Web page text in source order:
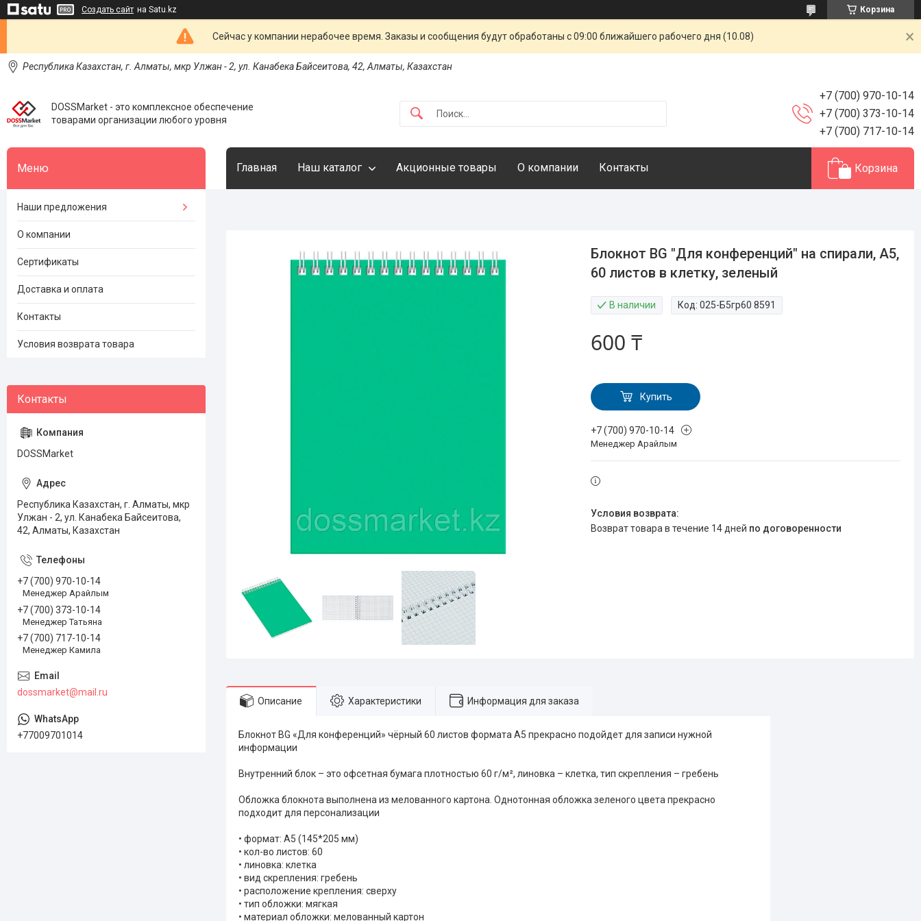
Создать сайт на Satu.kz Корзина
Сейчас у компании нерабочее время. Заказы и сообщения будут обработаны с 09:00 ближайшего рабочего дня (10.08)
Республика Казахстан, г. Алматы, мкр Улжан - 2, ул. Канабека Байсеитова, 42, Алматы, Казахстан
DOSSMarket - это комплексное обеспечение
товарами организации любого уровня
+7 (700) 970-10-14
+7 (700) 373-10-14
+7 (700) 717-10-14
Главная Наш каталог Акционные товары О компании Контакты Корзина
Блокнот BG "Для конференций" на спирали, А5,
60 листов в клетку, зеленый
В наличии Код:025-Б5гр60 8591
600 ₸
Купить
+7 (700) 970-10-14
Менеджер Арайлым
возврат товара в течение 14 дней по договоренности
Описание Характеристики Информация для заказа
Блокнот BG «Для конференций» чёрный 60 листов формата А5 прекрасно подойдет для записи нужной
информации
Внутренний блок – это офсетная бумага плотностью 60 г/м², линовка – клетка, тип скрепления – гребень
Обложка блокнота выполнена из мелованного картона. Однотонная обложка зеленого цвета прекрасно
подходит для персонализации
• формат: А5 (145*205 мм)
• кол-во листов: 60
• линовка: клетка
• вид скрепления: гребень
• расположение крепления: сверху
• тип обложки: мягкая
• материал обложки: мелованный картон
Наши предложения
О компании
Сертификаты
Доставка и оплата
Контакты
Условия возврата товара
DOSSMarket
Республика Казахстан, г. Алматы, мкр
Улжан - 2, ул. Канабека Байсеитова,
42, Алматы, Казахстан
+7 (700) 970-10-14
Менеджер Арайлым
+7 (700) 373-10-14
Менеджер Татьяна
+7 (700) 717-10-14
Менеджер Камила
dossmarket@mail.ru
+77009701014